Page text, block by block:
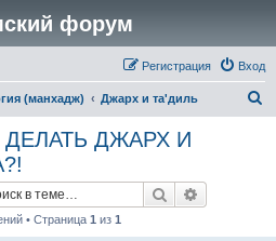
форум
Вход
Регистрация
(манхадж) Джарх и та'диль
ДЖАРХ И
Поиск
• Страница 1 из 1